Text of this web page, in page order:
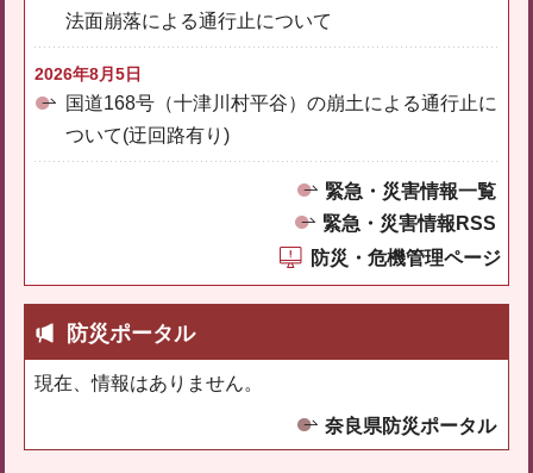
法面崩落による通行止について
2026年8月5日
国道168号（十津川村平谷）の崩土による通行止に
ついて(迂回路有り)
緊急・災害情報一覧
緊急・災害情報RSS
防災・危機管理ページ
防災ポータル
現在、情報はありません。
奈良県防災ポータル